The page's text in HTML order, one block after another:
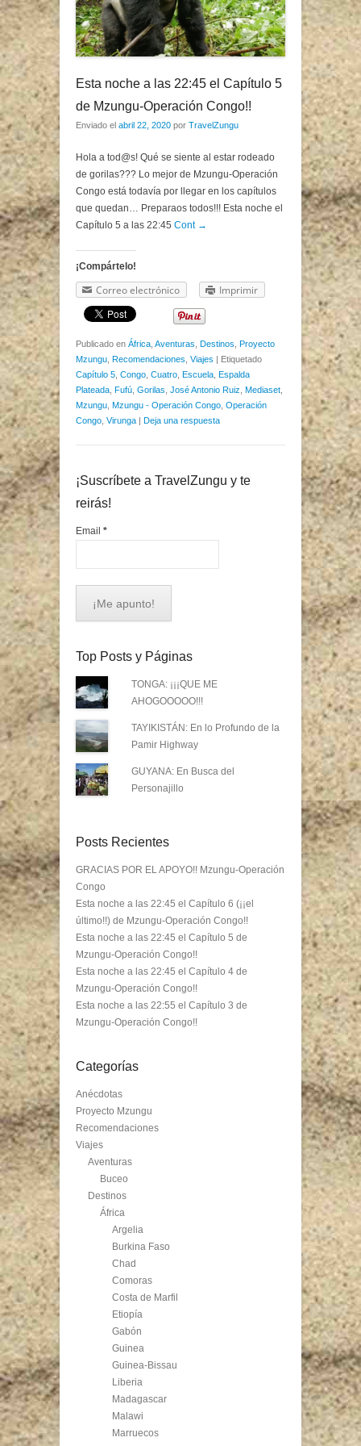
Esta noche a las 22:45 el Capítulo 5
de Mzungu-Operación Congo!!
Enviado el abril 22, 2020 por TravelZungu
Hola a tod@s! Qué se siente al estar rodeado
de gorilas??? Lo mejor de Mzungu-Operación
Congo está todavía por llegar en los capítulos
que quedan… Preparaos todos!!! Esta noche el
Capítulo 5 a las 22:45 Cont →
¡Compártelo!
Correo electrónico Imprimir
Publicado en África Aventuras Destinos Proyecto
Mzungu Recomendaciones Viajes | Etiquetado
Capítulo 5 Congo Cuatro Escuela Espalda
Plateada Fufú Gorilas José Antonio Ruiz Mediaset
Mzungu Mzungu - Operación Congo Operación
Congo Virunga | Deja una respuesta
¡Suscríbete a TravelZungu y te
reirás!
Email *
Top Posts y Páginas
TONGA: ¡¡¡QUE ME
AHOGOOOOO!!!
TAYIKISTÁN: En lo Profundo de la
Pamir Highway
GUYANA: En Busca del
Personajillo
Posts Recientes
GRACIAS POR EL APOYO!! Mzungu-Operación
Congo
Esta noche a las 22:45 el Capítulo 6 (¡¡el
último!!) de Mzungu-Operación Congo!!
Esta noche a las 22:45 el Capítulo 5 de
Mzungu-Operación Congo!!
Esta noche a las 22:45 el Capítulo 4 de
Mzungu-Operación Congo!!
Esta noche a las 22:55 el Capítulo 3 de
Mzungu-Operación Congo!!
Categorías
Anécdotas
Proyecto Mzungu
Recomendaciones
Viajes
Aventuras
Buceo
Destinos
África
Argelia
Burkina Faso
Chad
Comoras
Costa de Marfil
Etiopía
Gabón
Guinea
Guinea-Bissau
Liberia
Madagascar
Malawi
Marruecos